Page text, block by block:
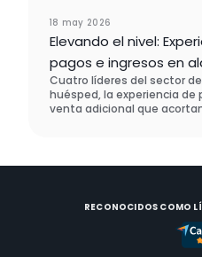
18 may 2026
Elevando el nivel:
pagos e ingresos en
Cuatro líderes del sector
huésped, la experiencia
venta adicional que
RECONOCIDOS COMO